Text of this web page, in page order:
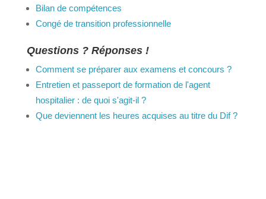
Congé de formation professionnelle
Bilan de compétences
Questions ? Réponses !
Comment se préparer aux examens et
concours ?
Entretien et passeport de formation de l'agent